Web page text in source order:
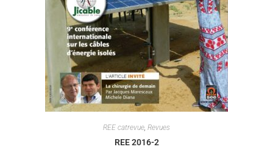
REE catrevue Revues
REE 2016-2